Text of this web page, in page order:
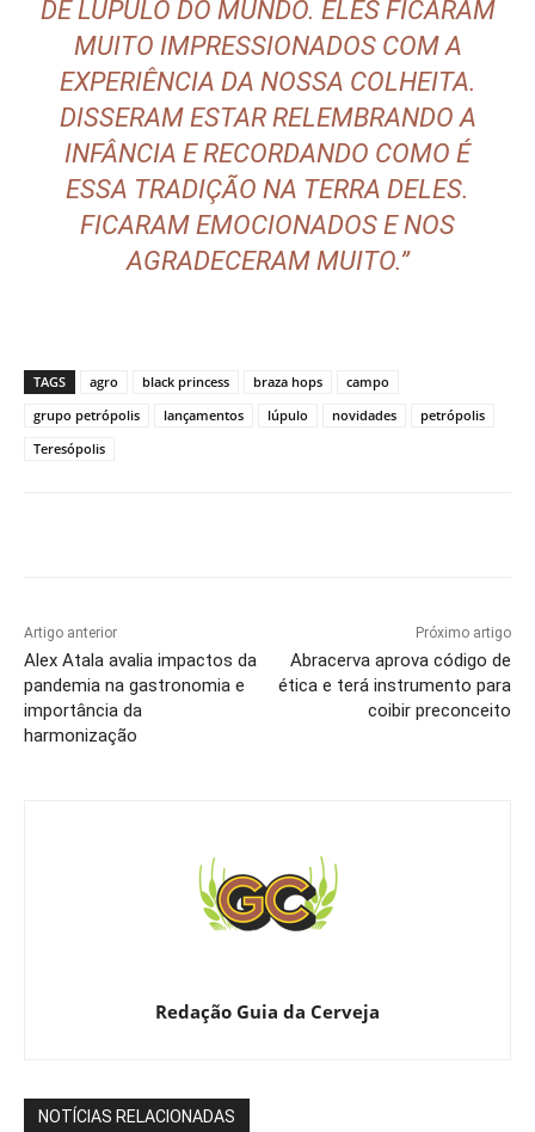
DE LÚPULO DO MUNDO. ELES FICARAM
MUITO IMPRESSIONADOS COM A
EXPERIÊNCIA DA NOSSA COLHEITA.
DISSERAM ESTAR RELEMBRANDO A
INFÂNCIA E RECORDANDO COMO É
ESSA TRADIÇÃO NA TERRA DELES.
FICARAM EMOCIONADOS E NOS
AGRADECERAM MUITO.”
TAGS agro black princess braza hops
campo
grupo petrópolis
lançamentos lúpulo novidades
petrópolis
Teresópolis
Artigo anterior
Alex Atala avalia impactos da
pandemia na gastronomia e
importância da
harmonização
Próximo artigo
Abracerva aprova código de
ética e terá instrumento para
coibir preconceito
Redação Guia da Cerveja
NOTÍCIAS RELACIONADAS